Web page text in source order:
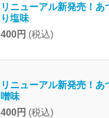
リニューアル新発売！あ
り塩味
400円 (税込)
リニューアル新発売！あ
噌味
400円 (税込)